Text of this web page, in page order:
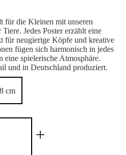
für die Kleinen mit unseren
Jedes Poster erzählt eine
für neugierige Köpfe und kreative
fügen sich harmonisch in jedes
spielerische Atmosphäre.
und in Deutschland produziert.